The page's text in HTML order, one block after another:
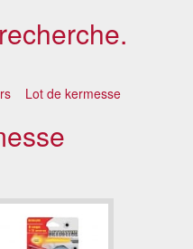
Lot de kermesse